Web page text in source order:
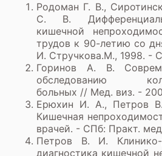
Родоман Г. В.,
С. В.
кишечной
трудов к 90-летию со
И. Стручкова.М., 1998. -
Горинов А. В.
обследованию
больных // Мед. виз. -
Ерюхин И. А., Петров
Кишечная
врачей. - СПб: Практ.
Петров В. И. Клинико-
диагностика кишечной